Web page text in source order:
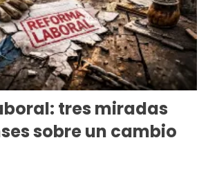
tres miradas
sobre un cambio